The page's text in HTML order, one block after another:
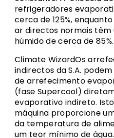
refrigeradores
cerca de 125%,
ar directos normais têm
húmido de cerca de 85%.
Climate WizardOs
indirectos da S.A.
de arrefecimento
(fase Supercool)
evaporativo indireto.
máquina proporcione
da temperatura de
um teor mínimo de água.